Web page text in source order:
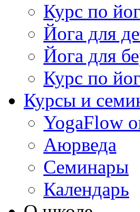
Курс по
Йога для
Йога для
Курс по
Курсы и
YogaFlow
Аюрведа
Семинары
Календарь